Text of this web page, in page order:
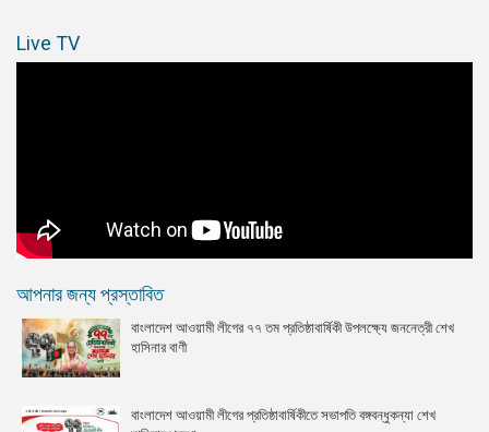
Live TV
আপনার জন্য প্রস্তাবিত
বাংলাদেশ আওয়ামী লীগের ৭৭ তম প্রতিষ্ঠাবার্ষিকী উপলক্ষ্যে জননেত্রী শেখ
হাসিনার বাণী
বাংলাদেশ আওয়ামী লীগের প্রতিষ্ঠাবার্ষিকীতে সভাপতি বঙ্গবন্ধুকন্যা শেখ